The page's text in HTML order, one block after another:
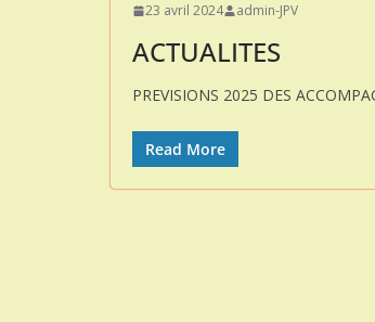
23 avril 2024 admin-JPV
ACTUALITES
PREVISIONS 2025 DES
Read More